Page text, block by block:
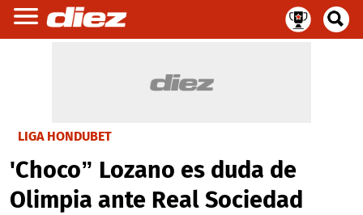
LIGA HONDUBET
'Choco” Lozano es duda de
Olimpia ante Real Sociedad